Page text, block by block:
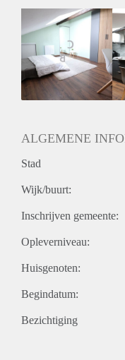
Gedeelde keuken: Nee
Gedeelde Douche: Nee
Gedeelde woonkamer:
Huisgenoten: Nee
Geslacht huisgenoten:
ALGEMENE
Stad
Wijk/buurt:
Inschrijven gemeente:
Opleverniveau:
Huisgenoten:
Begindatum:
Bezichtiging